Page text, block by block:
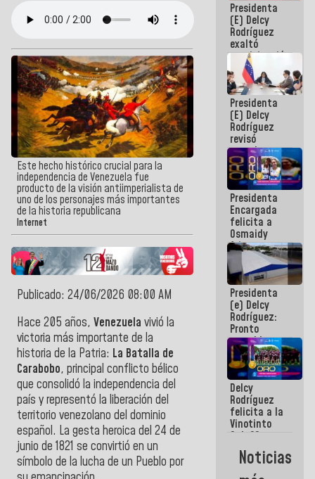
Este hecho histórico crucial para la
independencia de Venezuela fue
producto de la visión antiimperialista de
uno de los personajes más importantes
de la historia republicana
Internet
Publicado: 24/06/2026 08:00 AM
Hace 205 años, Venezuela vivió la
victoria más importante de la
historia de la Patria: La Batalla de
Carabobo, principal conflicto bélico
que consolidó la independencia del
país y representó la liberación del
territorio venezolano del dominio
español. La gesta heroica del 24 de
junio de 1821 se convirtió en un
símbolo de la lucha de un Pueblo por
Presidenta
(E) Delcy
Rodríguez
exaltó
participación
de
Venezuela
en Juegos
Centroamericanos
y del Caribe
2026
Presidenta
(E) Delcy
Rodríguez
revisó
agenda
económica y
ejecución de
fondos de
emergencia
post-sismos
Presidenta
Encargada
felicita a
Osmaidy
Arias y
Giraly
Marcano por
hacer
historia en
los
Centroamericanos
Presidenta
(e) Delcy
Rodríguez:
Pronto
restableceremos
las
operaciones
en el
Aeropuerto
Internacional
de
Maiquetía
Delcy
Rodríguez
felicita a la
Vinotinto
Sub 20
campeona
frente
México Sub
Noticias